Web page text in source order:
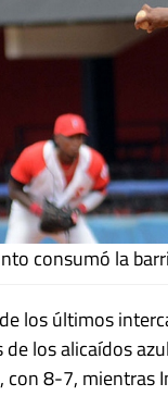
consumó la
los últimos
los alicaídos
con 8-7, mientras